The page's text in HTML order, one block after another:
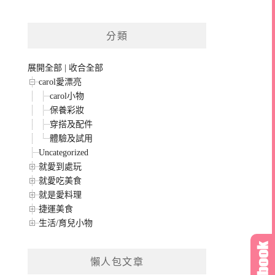
分類
展開全部 | 收合全部
carol愛漂亮
carol小物
保養彩妝
穿搭及配件
體驗及試用
Uncategorized
就愛到處玩
就愛吃美食
就是愛料理
捷運美食
生活/育兒小物
懶人包文章